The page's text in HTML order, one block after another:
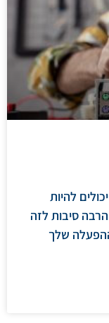
להיות
סיבות לזה
שלך